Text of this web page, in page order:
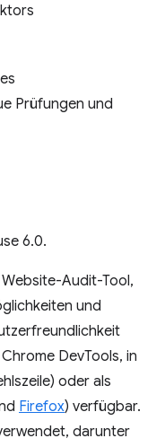
Prüfungen und
6.0.
Audit-Tool,
und
DevTools, in
oder als
Firefox) verfügbar.
darunter